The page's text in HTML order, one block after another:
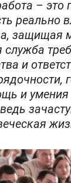
– это
реально
защищая
и
и умения